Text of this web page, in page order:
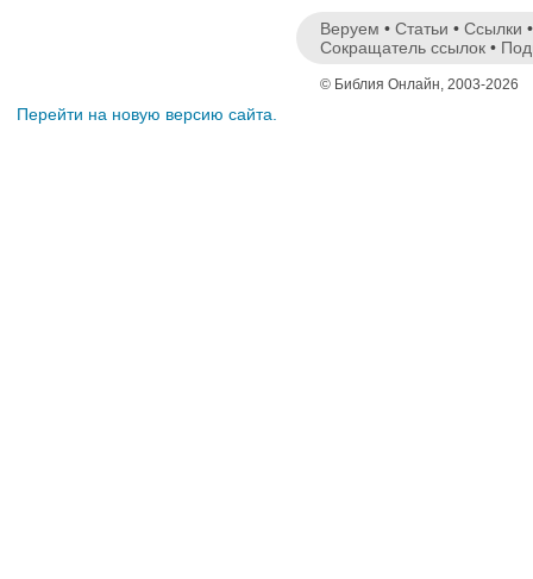
Веруем • Статьи • Ссылки
Сокращатель ссылок •
© Библия Онлайн, 2003-2026
Перейти на новую версию сайта.